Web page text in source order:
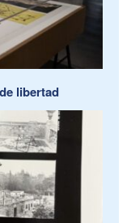
libertad